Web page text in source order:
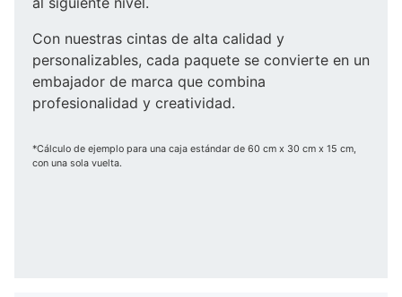
Con nuestras cintas de alta calidad y
personalizables, cada paquete se convierte en un
embajador de marca que combina
profesionalidad y creatividad.
*Cálculo de ejemplo para una caja estándar de 60 cm x 30 cm x 15 cm,
con una sola vuelta.